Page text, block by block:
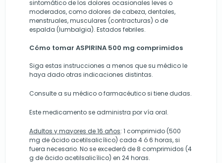
sintomático de los dolores ocasionales leves o
moderados, como dolores de cabeza, dentales,
menstruales, musculares (contracturas) o de
espalda (lumbalgia). Estados febriles.
Cómo tomar ASPIRINA 500 mg comprimidos
Siga estas instrucciones a menos que su médico le
haya dado otras indicaciones distintas.
Consulte a su médico o farmacéutico si tiene dudas.
Este medicamento se administra por vía oral.
Adultos y mayores de 16 años: 1 comprimido (500
mg de ácido acetilsalicílico) cada 4 ó 6 horas, si
fuera necesario. No se excederá de 8 comprimidos (4
g de ácido acetilsalicílico) en 24 horas.